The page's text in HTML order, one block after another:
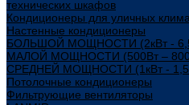
технических шкафов
Кондиционеры для уличных
Настенные кондиционеры
БОЛЬШОЙ МОЩНОСТИ (2кВт -
МАЛОЙ МОЩНОСТИ (500Вт –
СРЕДНЕЙ МОЩНОСТИ (1кВт -
Потолочные кондиционеры
Фильтрующие вентиляторы